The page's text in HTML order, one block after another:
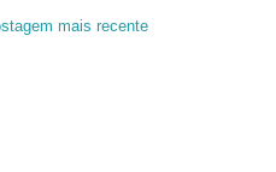
mais recente